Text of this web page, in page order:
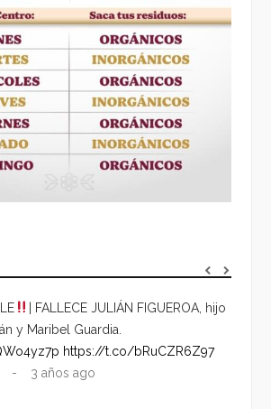
| FALLECE JULIÁN FIGUEROA, hijo
y Maribel Guardia.
https://t.co/bRuCZR6Z97
3 años ago